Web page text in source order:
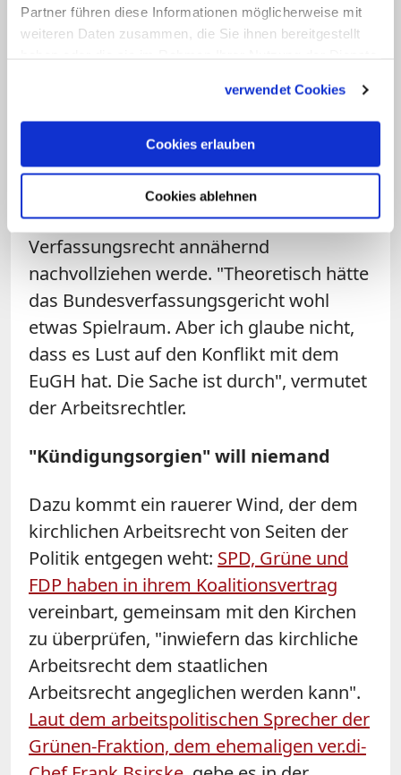
Partner führen diese Informationen möglicherweise mit
weiteren Daten zusammen, die Sie ihnen bereitgestellt
verwendet Cookies
Cookies erlauben
Cookies ablehnen
Einschätzungspielraum mitgehen, zeigt
Verfassungsbeschwerde der Diakonie im
geltende Richter Peter Müller zuständig.
Reicholt rechnet aber damit, dass er in
dieser Entscheidung die EuGH-
Rechtsprechung im deutschen
Verfassungsrecht annähernd
nachvollziehen werde. "Theoretisch hätte
das Bundesverfassungsgericht wohl
etwas Spielraum. Aber ich glaube nicht,
dass es Lust auf den Konflikt mit dem
EuGH hat. Die Sache ist durch", vermutet
der Arbeitsrechtler.
"Kündigungsorgien" will niemand
Dazu kommt ein rauerer Wind, der dem
kirchlichen Arbeitsrecht von Seiten der
Politik entgegen weht: SPD, Grüne und
FDP haben in ihrem Koalitionsvertrag
vereinbart, gemeinsam mit den Kirchen
zu überprüfen, "inwiefern das kirchliche
Arbeitsrecht dem staatlichen
Arbeitsrecht angeglichen werden kann".
Laut dem arbeitspolitischen Sprecher der
Grünen-Fraktion, dem ehemaligen ver.di-